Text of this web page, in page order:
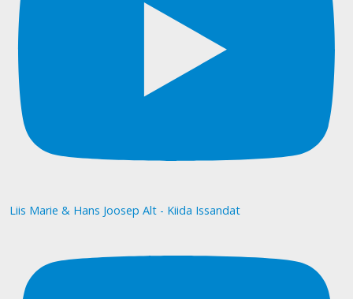
Liis Marie & Hans Joosep Alt - Kiida Issandat